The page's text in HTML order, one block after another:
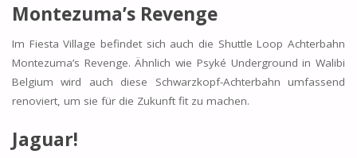
Montezuma’s Revenge
Im Fiesta Village befindet sich auch die Shuttle Loop Achterbahn
Montezuma’s Revenge. Ähnlich wie Psyké Underground in Walibi
Belgium wird auch diese Schwarzkopf-Achterbahn umfassend
renoviert, um sie für die Zukunft fit zu machen.
Jaguar!